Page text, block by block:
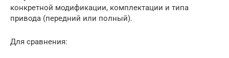
конкретной модификации, комплектации и типа
привода (передний или полный).
Для сравнения: